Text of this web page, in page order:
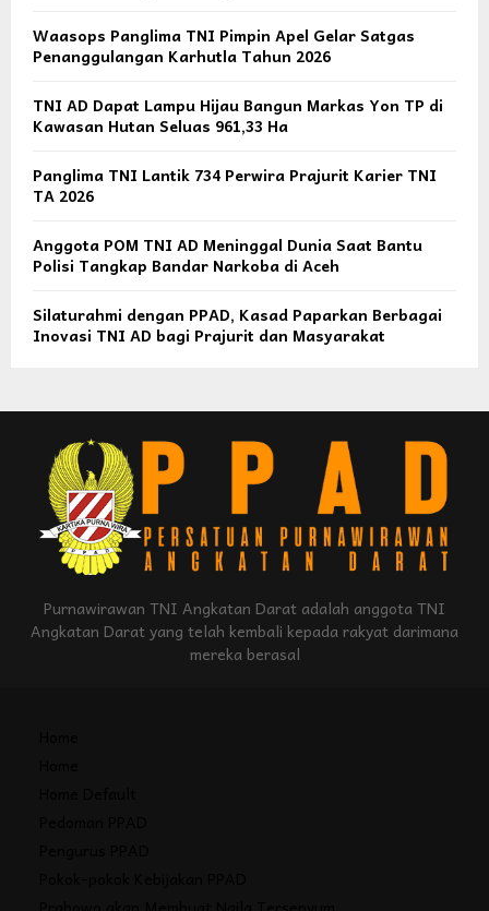
Waasops Panglima TNI Pimpin Apel Gelar Satgas
Penanggulangan Karhutla Tahun 2026
TNI AD Dapat Lampu Hijau Bangun Markas Yon TP di
Kawasan Hutan Seluas 961,33 Ha
Panglima TNI Lantik 734 Perwira Prajurit Karier TNI
TA 2026
Anggota POM TNI AD Meninggal Dunia Saat Bantu
Polisi Tangkap Bandar Narkoba di Aceh
Silaturahmi dengan PPAD, Kasad Paparkan Berbagai
Inovasi TNI AD bagi Prajurit dan Masyarakat
Purnawirawan TNI Angkatan Darat adalah anggota TNI
Angkatan Darat yang telah kembali kepada rakyat darimana
mereka berasal